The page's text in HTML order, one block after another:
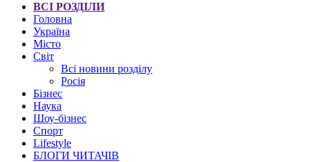
ВСІ РОЗДІЛИ
Головна
Україна
Місто
Світ
Всі новини розділу
Росія
Бізнес
Наука
Шоу-бізнес
Спорт
Lifestyle
БЛОГИ ЧИТАЧІВ